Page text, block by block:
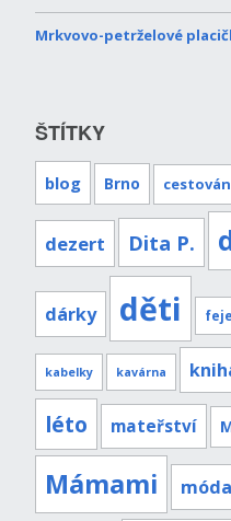
Mrkvovo-petrželové
ŠTÍTKY
blog Brno
dezert Dita P.
dárky děti
kabelky kavárna
léto mateřství
Mámami móda